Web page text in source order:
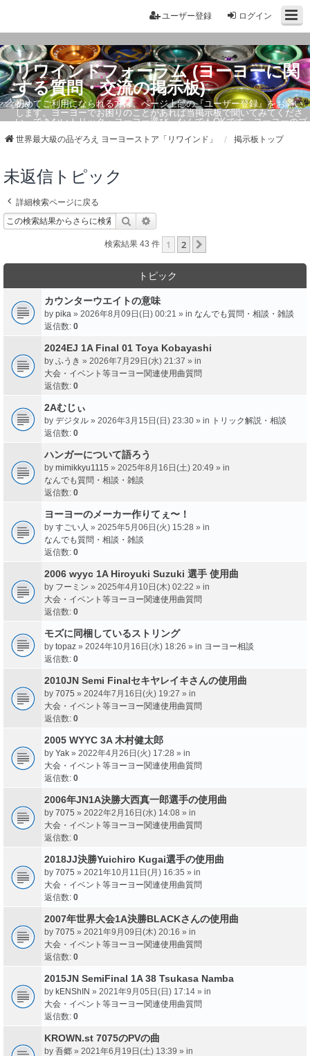
ログイン
ユーザー登録
リワインドフォーラム (ヨーヨーに関
する質問・交流の掲示板)
初めてご利用になられる方は、ページ上部の『ユーザー登録』をお願い
します。ヨーヨーでお困りのことがあれば当掲示板で聞いてみてくださ
い。できないトリック・ヨーヨー選び、なんでもOKです。ヨーヨーのプ
世界最大級の品ぞろえ ヨーヨーストア「リワインド」 掲示板トップ
未返信トピック
詳細検索ページに戻る
検索
検索結果 43 件 1 2
トピック
カウンターウエイトの意味
by pika » 2026年8月09日(日) 00:21 » in なんでも質問・相談・雑談
返信数: 0
2024EJ 1A Final 01 Toya Kobayashi
by ふうき » 2026年7月29日(水) 21:37 » in
大会・イベント等ヨーヨー関連使用曲質問
返信数: 0
2Aむじぃ
by デジタル » 2026年3月15日(日) 23:30 » in トリック解説・相談
返信数: 0
ハンガーについて語ろう
by mimikkyu1115 » 2025年8月16日(土) 20:49 » in
なんでも質問・相談・雑談
返信数: 0
ヨーヨーのメーカー作りてぇ〜！
by すごい人 » 2025年5月06日(火) 15:28 » in
なんでも質問・相談・雑談
返信数: 0
2006 wyyc 1A Hiroyuki Suzuki 選手 使用曲
by フーミン » 2025年4月10日(木) 02:22 » in
大会・イベント等ヨーヨー関連使用曲質問
返信数: 0
モズに同梱しているストリング
by topaz » 2024年10月16日(水) 18:26 » in ヨーヨー相談
返信数: 0
2010JN Semi Finalセキヤレイキさんの使用曲
by 7075 » 2024年7月16日(火) 19:27 » in
大会・イベント等ヨーヨー関連使用曲質問
返信数: 0
2005 WYYC 3A 木村健太郎
by Yak » 2022年4月26日(火) 17:28 » in
大会・イベント等ヨーヨー関連使用曲質問
返信数: 0
2006年JN1A決勝大西真一郎選手の使用曲
by 7075 » 2022年2月16日(水) 14:08 » in
大会・イベント等ヨーヨー関連使用曲質問
返信数: 0
2018JJ決勝Yuichiro Kugai選手の使用曲
by 7075 » 2021年10月11日(月) 16:35 » in
大会・イベント等ヨーヨー関連使用曲質問
返信数: 0
2007年世界大会1A決勝BLACKさんの使用曲
by 7075 » 2021年9月09日(木) 20:16 » in
大会・イベント等ヨーヨー関連使用曲質問
返信数: 0
2015JN SemiFinal 1A 38 Tsukasa Namba
by kENShIN » 2021年9月05日(日) 17:14 » in
大会・イベント等ヨーヨー関連使用曲質問
返信数: 0
KROWN.st 7075のPVの曲
by 吾郷 » 2021年6月19日(土) 13:39 » in